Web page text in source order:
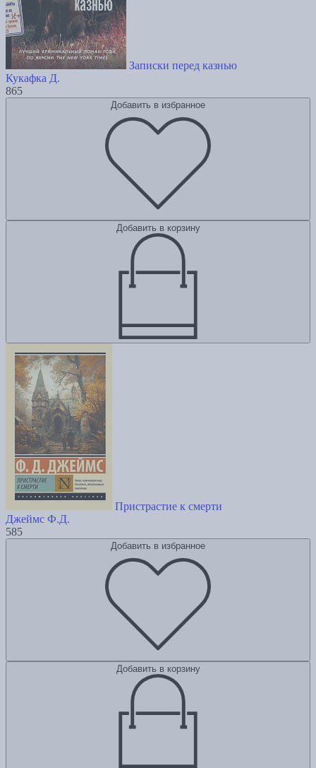
Записки перед казнью
Кукафка Д.
865
Добавить в избранное
Добавить в корзину
Пристрастие к смерти
Джеймс Ф.Д.
585
Добавить в избранное
Добавить в корзину